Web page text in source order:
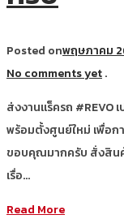
Posted onพฤษภาคม
No comments yet.
ส่งงานแร็ครถ #REVO
พร้อมตั้งศูนย์ใหม่ เพื่อก
ขอบคุณมากครับ สั่งสิน
เรื่อ…
Read More